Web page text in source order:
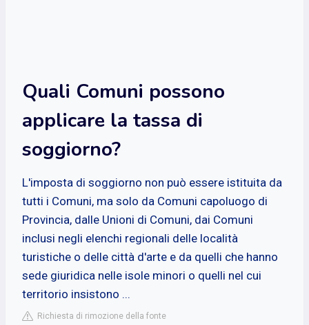
Quali Comuni possono
applicare la tassa di
soggiorno?
L'imposta di soggiorno non può essere istituita da
tutti i Comuni, ma solo da Comuni capoluogo di
Provincia, dalle Unioni di Comuni, dai Comuni
inclusi negli elenchi regionali delle località
turistiche o delle città d'arte e da quelli che hanno
sede giuridica nelle isole minori o quelli nel cui
territorio insistono ...
Richiesta di rimozione della fonte